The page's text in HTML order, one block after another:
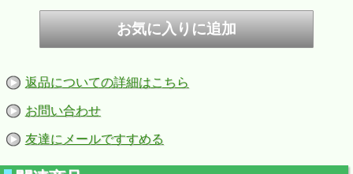
返品についての詳細はこちら
お問い合わせ
友達にメールですすめる